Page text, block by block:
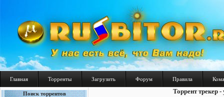
Главная Торренты Загрузить Форум Правила
Поиск торрентов Торрент трекер